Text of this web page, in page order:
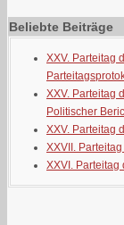
Beliebte Beiträge
XXV. Parteitag
XXV. Parteitag
Politischer
XXV. Parteitag
XXVII.
XXVI. Parteitag